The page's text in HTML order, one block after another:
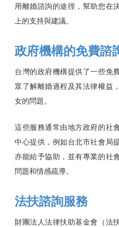
用離婚諮詢的途徑，幫助您在
上的支持與建議。
政府機構的免費諮
台灣的政府機構提供了一些免
眾了解離婚過程及其法律權益
女的問題。
這些服務通常由地方政府的社
中心提供，例如台北市社會局
亦能給予協助，並有專業的社
問題和情感疏導。
法扶諮詢服務
財團法人法律扶助基金會（法